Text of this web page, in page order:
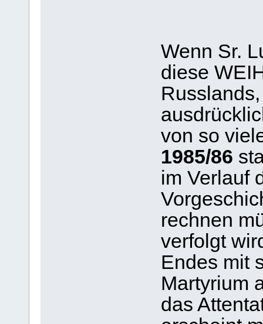
Wenn Sr.
diese
von so
1985/86
im Verlauf
rechnen
verfolgt
Endes mit
Martyrium
das